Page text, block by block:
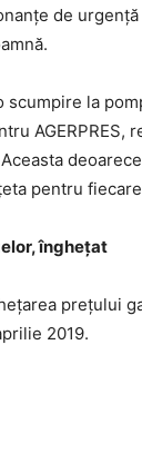
de
scumpire la
AGERPRES,
pentru
îngheţat
preţului
2019.